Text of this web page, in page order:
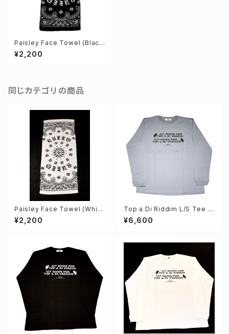
Paisley Face Towel (Blac
k)
¥2,200
同じカテゴリの商品
Paisley Face Towel (Whit
e)
¥2,200
Top a Di Riddim L/S Tee (S
moky Blue)
¥6,600